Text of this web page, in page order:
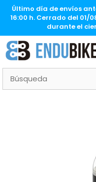
SaltarÚltimo día de envíos
16:00 h. Cerrado del 01/
durante el